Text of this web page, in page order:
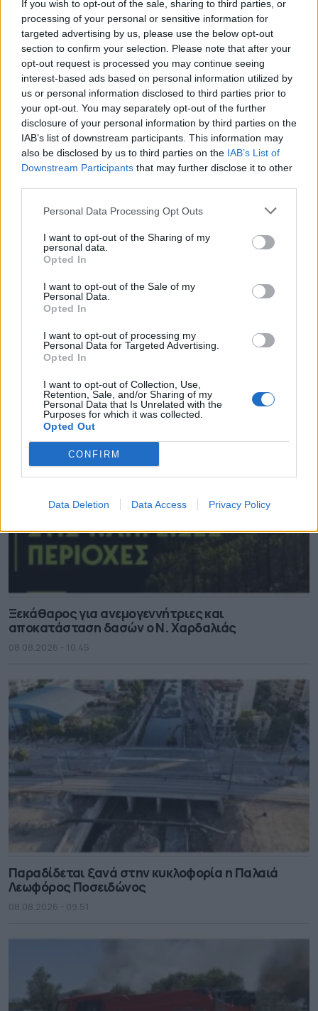
If you wish to opt-out of the sale, sharing to third parties, or
processing of your personal or sensitive information for
targeted advertising by us, please use the below opt-out
section to confirm your selection. Please note that after your
opt-out request is processed you may continue seeing
interest-based ads based on personal information utilized by
us or personal information disclosed to third parties prior to
your opt-out. You may separately opt-out of the further
disclosure of your personal information by third parties on the
IAB’s list of downstream participants. This information may
also be disclosed by us to third parties on the IAB’s List of
Downstream Participants that may further disclose it to other
Personal Data Processing Opt Outs
I want to opt-out of the Sharing of my
personal data.
Opted In
I want to opt-out of the Sale of my
Personal Data.
Opted In
I want to opt-out of processing my
Personal Data for Targeted Advertising.
Opted In
I want to opt-out of Collection, Use,
Retention, Sale, and/or Sharing of my
Personal Data that Is Unrelated with the
Purposes for which it was collected.
Opted Out
CONFIRM
Data Deletion Data Access Privacy Policy
Διαβουλεύσεις για τα δημοτικά σχολεία της
Θάσου
08.08.2026 - 12.24
Θέμα χρόνου η ομαλοποίηση της υδροδότησης
στη Χίο
08.08.2026 - 12.08
Ξεκάθαρος για ανεμογεννήτριες και
αποκατάσταση δασών ο Ν. Χαρδαλιάς
08.08.2026 - 10.45
Παραδίδεται ξανά στην κυκλοφορία η Παλαιά
Λεωφόρος Ποσειδώνος
08.08.2026 - 09.51